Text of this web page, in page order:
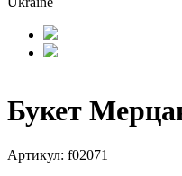
Букет
Артикул: f02071